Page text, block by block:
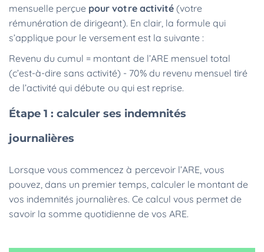
mensuelle perçue pour votre activité(votre
rémunération de dirigeant). En clair, la formule qui
s’applique pour le versement est la suivante :
Revenu du cumul = montant de l’ARE mensuel total
(c’est-à-dire sans activité) - 70% du revenu mensuel tiré
de l’activité qui débute ou qui est reprise.
Étape 1 : calculer ses indemnités
journalières
Lorsque vous commencez à percevoir l’ARE, vous
pouvez, dans un premier temps, calculer le montant de
vos indemnités journalières. Ce calcul vous permet de
savoir la somme quotidienne de vos ARE.